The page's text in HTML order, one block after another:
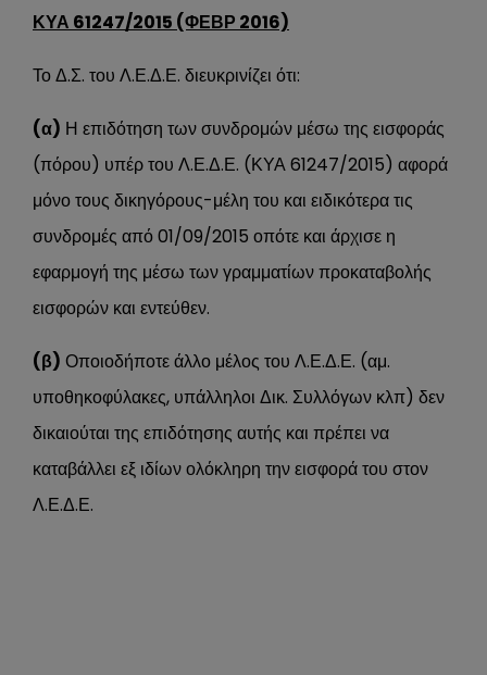
ΚΥΑ 61247/2015 (ΦΕΒΡ 2016)
Το Δ.Σ. του Λ.Ε.Δ.Ε. διευκρινίζει ότι:
(α) Η επιδότηση των συνδρομών μέσω της εισφοράς
(πόρου) υπέρ του Λ.Ε.Δ.Ε. (ΚΥΑ 61247/2015) αφορά
μόνο τους δικηγόρους-μέλη του και ειδικότερα τις
συνδρομές από 01/09/2015 οπότε και άρχισε η
εφαρμογή της μέσω των γραμματίων προκαταβολής
εισφορών και εντεύθεν.
(β) Οποιοδήποτε άλλο μέλος του Λ.Ε.Δ.Ε. (αμ.
υποθηκοφύλακες, υπάλληλοι Δικ. Συλλόγων κλπ) δεν
δικαιούται της επιδότησης αυτής και πρέπει να
καταβάλλει εξ ιδίων ολόκληρη την εισφορά του στον
Λ.Ε.Δ.Ε.